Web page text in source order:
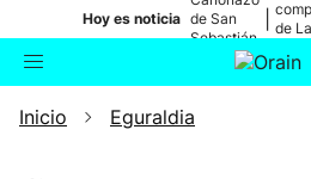
Hoy es noticia de San
Sebastián
de La
Buscador
Inicio Eguraldia